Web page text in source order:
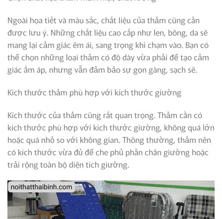
Ngoài họa tiết và màu sắc, chất liệu của thảm cũng cần
được lưu ý. Những chất liệu cao cấp như len, bông, da sẽ
mang lại cảm giác êm ái, sang trọng khi chạm vào. Bạn có
thể chọn những loại thảm có độ dày vừa phải để tạo cảm
giác ấm áp, nhưng vẫn đảm bảo sự gọn gàng, sạch sẽ.
Kích thước thảm phù hợp với kích thước giường
Kích thước của thảm cũng rất quan trọng. Thảm cần có
kích thước phù hợp với kích thước giường, không quá lớn
hoặc quá nhỏ so với không gian. Thông thường, thảm nên
có kích thước vừa đủ để che phủ phần chân giường hoặc
trải rộng toàn bộ diện tích giường.